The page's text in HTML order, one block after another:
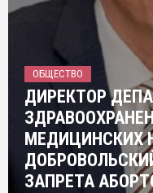
ОБЩЕСТВО
ДИРЕКТОР
МЕДИЦИНСКИХ
ЗАПРЕТА